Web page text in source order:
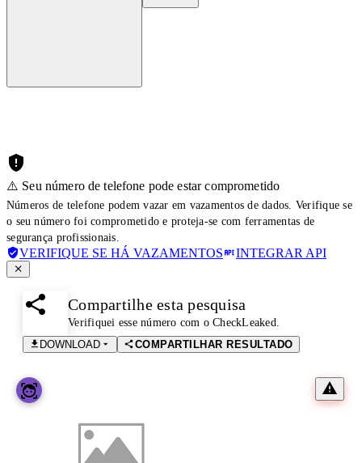
⚠️ Seu número de telefone pode estar comprometido
Números de telefone podem vazar em vazamentos de dados. Verifique se
o seu número foi comprometido e proteja-se com ferramentas de
segurança profissionais.
VERIFIQUE SE HÁ VAZAMENTOS INTEGRAR API
Compartilhe esta pesquisa
Verifiquei esse número com o CheckLeaked.
DOWNLOAD
COMPARTILHAR RESULTADO